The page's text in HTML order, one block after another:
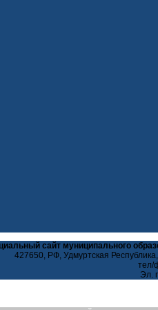
сайт муниципального
427650, РФ, Удмуртская
тел/
Эл.